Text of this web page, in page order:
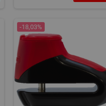
-18,03%